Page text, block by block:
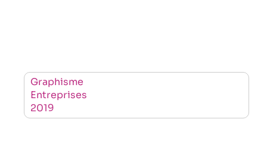
Graphisme
Entreprises
2019